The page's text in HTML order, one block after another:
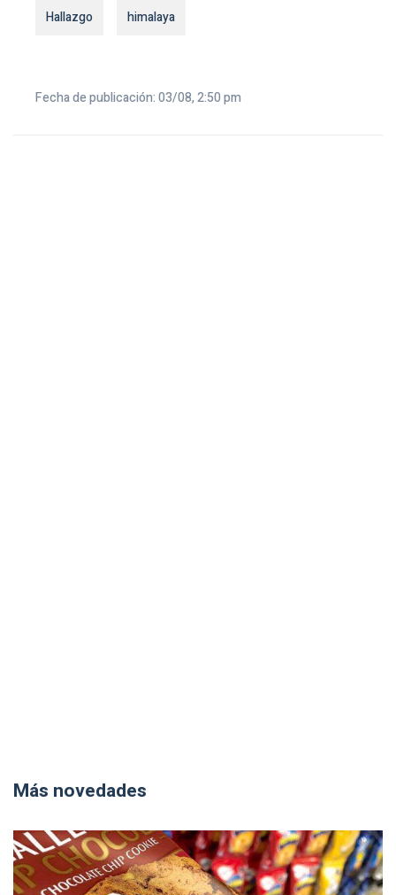
Hallazgo himalaya
Fecha de publicación: 03/08, 2:50 pm
Más novedades